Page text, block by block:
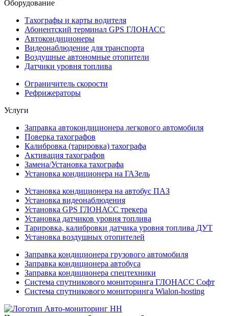
Оборудование
Тахографы и карты водителя
Абонентский терминал GPS ГЛОНАСС
Автокондиционеры
Видеонаблюдение для транспорта
Воздушные автономные отопители
Датчики уровня топлива
Ограничитель скорости
Рефрижераторы
Услуги
Заправка автокондиционера легкового автомобиля
Поверка тахографов
Калибровка (тарировка) тахографа
Активация тахографов
Замена/Установка тахографа
Установка кондиционера на ГАЗель
Установка кондиционера на автобус ПАЗ
Установка видеонаблюдения
Установка GPS ГЛОНАСС трекера
Установка датчиков уровня топлива
Тарировка, калибровки датчика уровня топлива ДУТ
Установка воздушных отопителей
Заправка кондиционера грузового автомобиля
Заправка кондиционера автобуса
Заправка кондиционера спецтехники
Система спутникового мониторинга ГЛОНАСС Софт
Система спутникового мониторинга Wialon-hosting